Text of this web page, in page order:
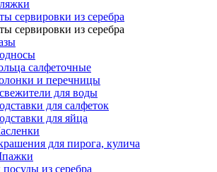
сервировки из серебра
сервировки из серебра
салфеточные
и перечницы
для воды
для салфеток
для яйца
для пирога, кулича
из серебра